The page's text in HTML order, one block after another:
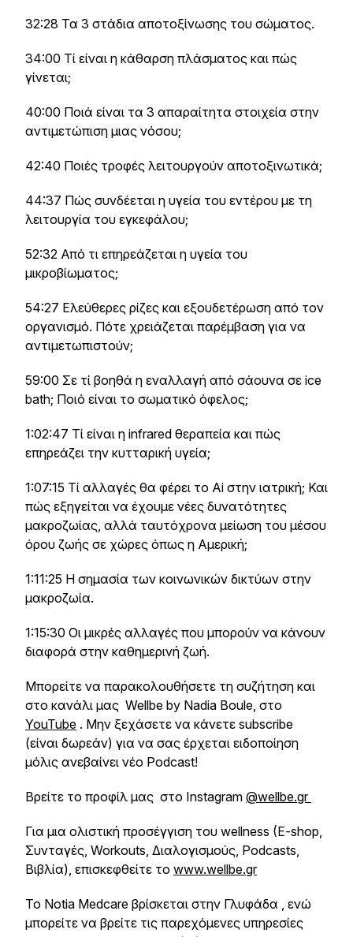
32:28 Τα 3 στάδια αποτοξίνωσης του σώματος.
34:00 Τί είναι η κάθαρση πλάσματος και πώς
γίνεται;
40:00 Ποιά είναι τα 3 απαραίτητα στοιχεία στην
αντιμετώπιση μιας νόσου;
42:40 Ποιές τροφές λειτουργούν αποτοξινωτικά;
44:37 Πώς συνδέεται η υγεία του εντέρου με τη
λειτουργία του εγκεφάλου;
52:32 Από τι επηρεάζεται η υγεία του
μικροβίωματος;
54:27 Ελεύθερες ρίζες και εξουδετέρωση από τον
οργανισμό. Πότε χρειάζεται παρέμβαση για να
αντιμετωπιστούν;
59:00 Σε τί βοηθά η εναλλαγή από σάουνα σε ice
bath; Ποιό είναι το σωματικό όφελος;
1:02:47 Τί είναι η infrared θεραπεία και πώς
επηρεάζει την κυτταρική υγεία;
1:07:15 Τί αλλαγές θα φέρει το Ai στην ιατρική; Και
πώς εξηγείται να έχουμε νέες δυνατότητες
μακροζωίας, αλλά ταυτόχρονα μείωση του μέσου
όρου ζωής σε χώρες όπως η Αμερική;
1:11:25 Η σημασία των κοινωνικών δικτύων στην
μακροζωία.
1:15:30 Οι μικρές αλλαγές που μπορούν να κάνουν
διαφορά στην καθημερινή ζωή.
Μπορείτε να παρακολουθήσετε τη συζήτηση και
στο κανάλι μας Wellbe by Nadia Boule, στο
YouTube . Μην ξεχάσετε να κάνετε subscribe
(είναι δωρεάν) για να σας έρχεται ειδοποίηση
μόλις ανεβαίνει νέο Podcast!
Βρείτε το προφίλ μας στο Instagram @wellbe.gr
Για μια ολιστική προσέγγιση του wellness (E-shop,
Συνταγές, Workouts, Διαλογισμούς, Podcasts,
Βιβλία), επισκεφθείτε το www.wellbe.gr
Το Notia Medcare βρίσκεται στην Γλυφάδα , ενώ
μπορείτε να βρείτε τις παρεχόμενες υπηρεσίες